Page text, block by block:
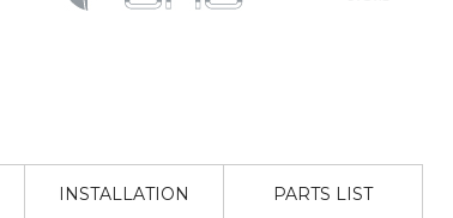
INSTALLATION PARTS LIST